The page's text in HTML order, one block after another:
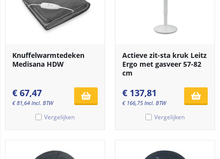
Knuffelwarmtedeken
Medisana HDW
€ 67,47
€81,64 Incl. BTW
Vergelijken
Actieve zit-sta kruk Leitz
Ergo met gasveer 57-82
cm
€ 137,81
€ 166,75 Incl. BTW
Vergelijken